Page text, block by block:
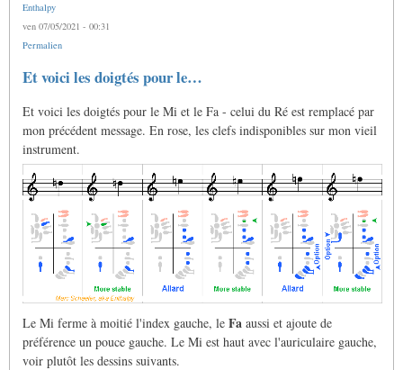
Enthalpy
ven 07/05/2021 - 00:31
Permalien
Et voici les doigtés pour le…
Et voici les doigtés pour le Mi et le Fa - celui du Ré est remplacé par
mon précédent message. En rose, les clefs indisponibles sur mon vieil
instrument.
Le Mi ferme à moitié l'index gauche, le Fa aussi et ajoute de
préférence un pouce gauche. Le Mi est haut avec l'auriculaire gauche,
voir plutôt les dessins suivants.